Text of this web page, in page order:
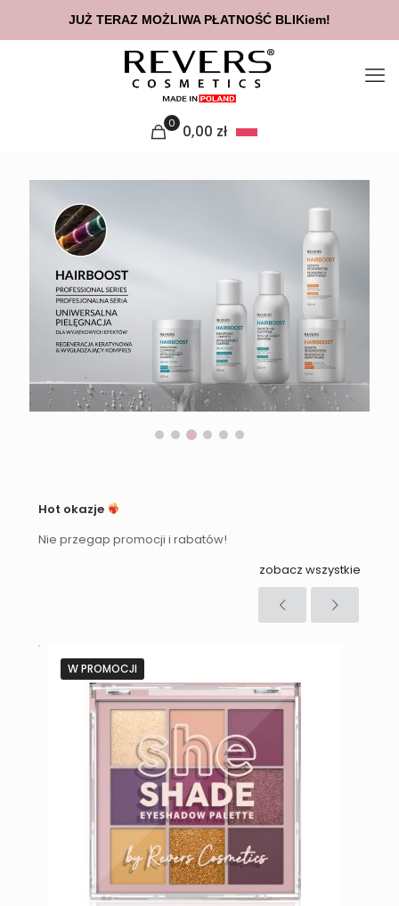
0 0,00 zł
Hot okazje
Nie przegap promocji i rabatów!
zobacz wszystkie
W PROMOCJI
INPOST ZŁOŻONE DO GODZINY 14:00 WYŚLEMY